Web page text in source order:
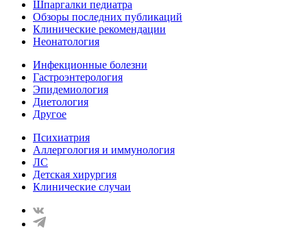
Шпаргалки педиатра
Обзоры последних публикаций
Клинические рекомендации
Неонатология
Инфекционные болезни
Гастроэнтерология
Эпидемиология
Диетология
Другое
Психиатрия
Аллергология и иммунология
ЛС
Детская хирургия
Клинические случаи